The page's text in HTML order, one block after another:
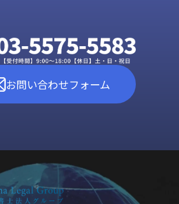
お問い合わせフォーム